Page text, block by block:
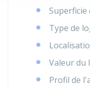
Type de
Valeur du
Profil de